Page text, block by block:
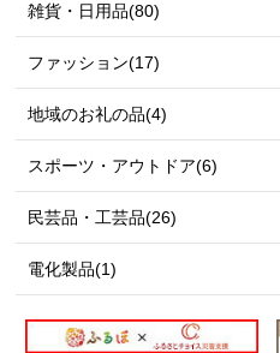
雑貨・日用品(80)
ファッション(17)
地域のお礼の品(4)
スポーツ・アウトドア(6)
民芸品・工芸品(26)
電化製品(1)